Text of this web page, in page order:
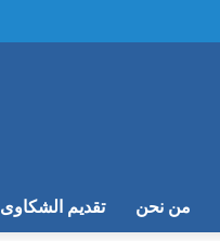
من نحن تقديم الشكاوى